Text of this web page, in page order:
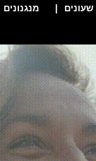
| מנגנונים |